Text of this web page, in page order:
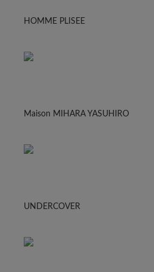
HOMME PLISEE
Maison MIHARA YASUHIRO
UNDERCOVER